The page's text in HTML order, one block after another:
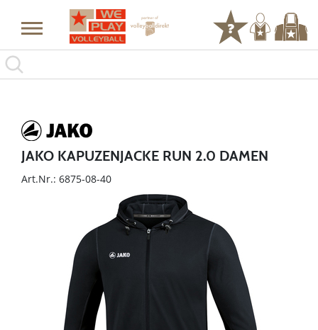
JAKO KAPUZENJACKE RUN 2.0 DAMEN
Art.Nr.: 6875-08-40